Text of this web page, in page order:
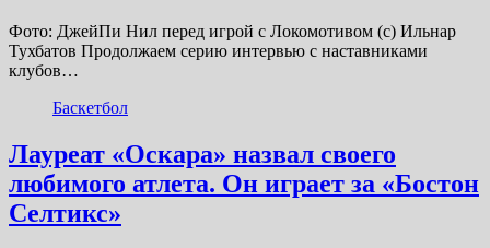
Фото: ДжейПи Нил перед игрой с Локомотивом (с) Ильнар
Тухбатов Продолжаем серию интервью с наставниками
клубов…
Баскетбол
Лауреат «Оскара» назвал своего
любимого атлета. Он играет за «Бостон
Селтикс»